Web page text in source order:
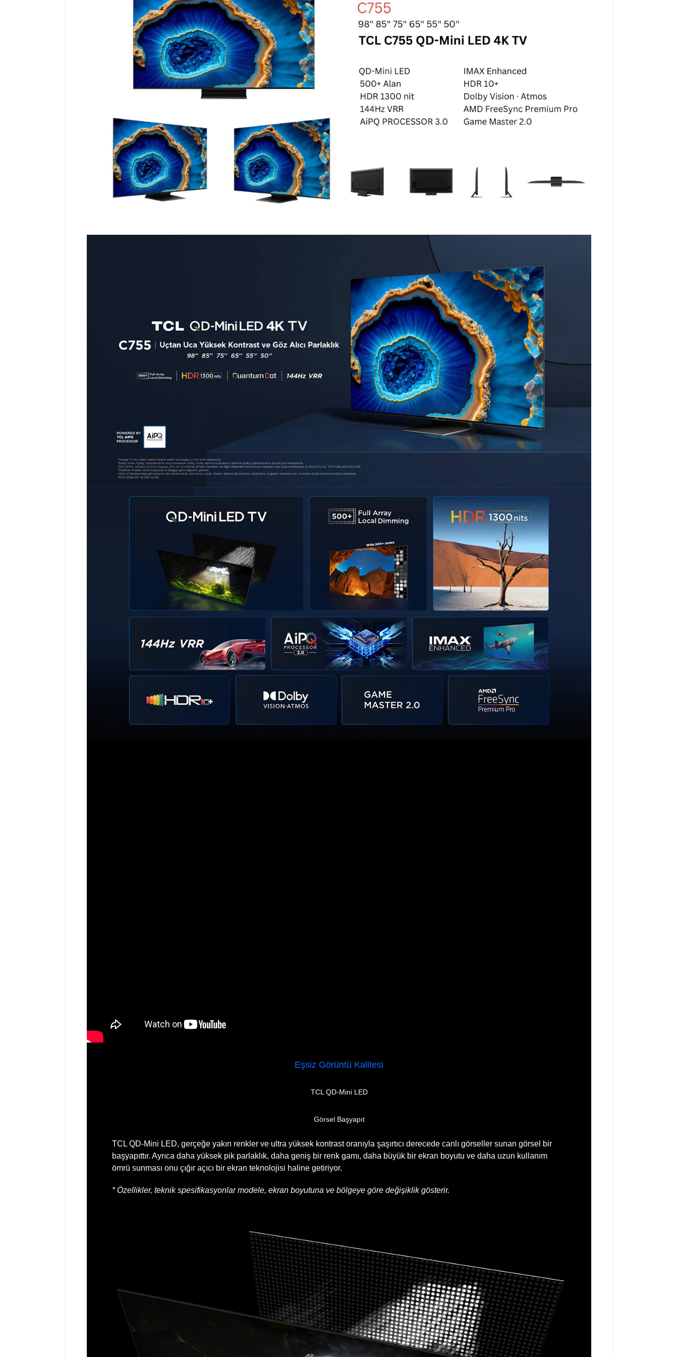
Eşsiz Görüntü Kalitesi
TCL QD-Mini LED
Görsel Başyapıt
TCL QD-Mini LED, gerçeğe yakın renkler ve ultra yüksek kontrast oranıyla şaşırtıcı derecede canlı görseller sunan görsel bir
başyapıttır. Ayrıca daha yüksek pik parlaklık, daha geniş bir renk gamı, daha büyük bir ekran boyutu ve daha uzun kullanım
ömrü sunması onu çığır açıcı bir ekran teknolojisi haline getiriyor.
* Özellikler, teknik spesifikasyonlar modele, ekran boyutuna ve bölgeye göre değişiklik gösterir.